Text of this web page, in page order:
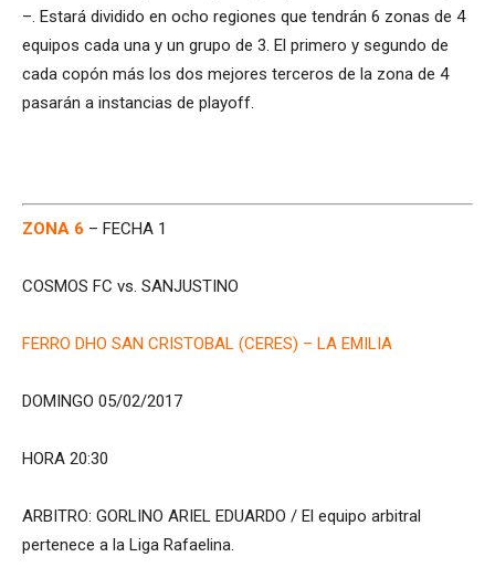
–. Estará dividido en ocho regiones que tendrán 6 zonas de 4
equipos cada una y un grupo de 3. El primero y segundo de
cada copón más los dos mejores terceros de la zona de 4
pasarán a instancias de playoff.
ZONA 6 – FECHA 1
COSMOS FC vs. SANJUSTINO
FERRO DHO SAN CRISTOBAL (CERES) – LA EMILIA
DOMINGO 05/02/2017
HORA 20:30
ARBITRO: GORLINO ARIEL EDUARDO / El equipo arbitral
pertenece a la Liga Rafaelina.